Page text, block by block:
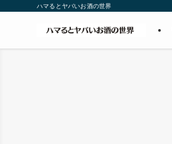
ハマるとヤバいお酒の世界